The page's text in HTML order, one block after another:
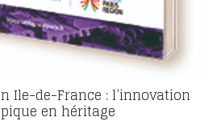
Ile-de-France : l’innovation
en héritage